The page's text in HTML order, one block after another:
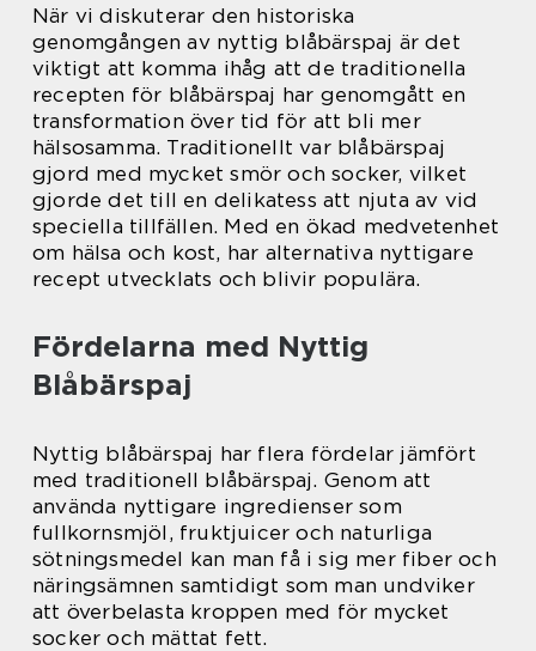
När vi diskuterar den historiska
genomgången av nyttig blåbärspaj är det
viktigt att komma ihåg att de traditionella
recepten för blåbärspaj har genomgått en
transformation över tid för att bli mer
hälsosamma. Traditionellt var blåbärspaj
gjord med mycket smör och socker, vilket
gjorde det till en delikatess att njuta av vid
speciella tillfällen. Med en ökad medvetenhet
om hälsa och kost, har alternativa nyttigare
recept utvecklats och blivir populära.
Fördelarna med Nyttig
Blåbärspaj
Nyttig blåbärspaj har flera fördelar jämfört
med traditionell blåbärspaj. Genom att
använda nyttigare ingredienser som
fullkornsmjöl, fruktjuicer och naturliga
sötningsmedel kan man få i sig mer fiber och
näringsämnen samtidigt som man undviker
att överbelasta kroppen med för mycket
socker och mättat fett.